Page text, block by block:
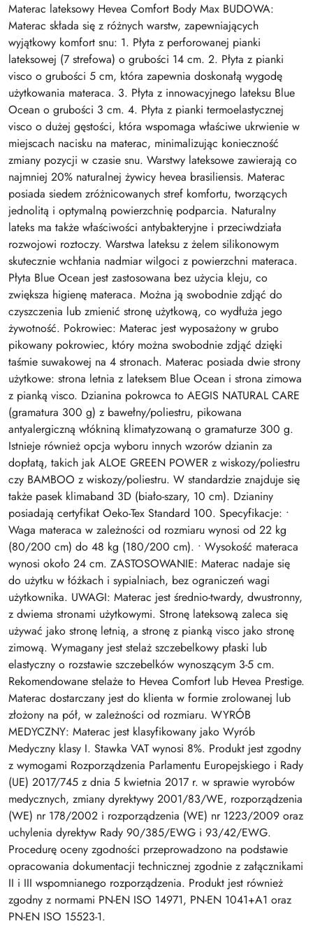
Materac lateksowy Hevea Comfort Body Max BUDOWA:
Materac składa się z różnych warstw, zapewniających
wyjątkowy komfort snu: 1. Płyta z perforowanej pianki
lateksowej (7 strefowa) o grubości 14 cm. 2. Płyta z pianki
visco o grubości 5 cm, która zapewnia doskonałą wygodę
użytkowania materaca. 3. Płyta z innowacyjnego lateksu Blue
Ocean o grubości 3 cm. 4. Płyta z pianki termoelastycznej
visco o dużej gęstości, która wspomaga właściwe ukrwienie w
miejscach nacisku na materac, minimalizując konieczność
zmiany pozycji w czasie snu. Warstwy lateksowe zawierają co
najmniej 20% naturalnej żywicy hevea brasiliensis. Materac
posiada siedem zróżnicowanych stref komfortu, tworzących
jednolitą i optymalną powierzchnię podparcia. Naturalny
lateks ma także właściwości antybakteryjne i przeciwdziała
rozwojowi roztoczy. Warstwa lateksu z żelem silikonowym
skutecznie wchłania nadmiar wilgoci z powierzchni materaca.
Płyta Blue Ocean jest zastosowana bez użycia kleju, co
zwiększa higienę materaca. Można ją swobodnie zdjąć do
czyszczenia lub zmienić stronę użytkową, co wydłuża jego
żywotność. Pokrowiec: Materac jest wyposażony w grubo
pikowany pokrowiec, który można swobodnie zdjąć dzięki
taśmie suwakowej na 4 stronach. Materac posiada dwie strony
użytkowe: strona letnia z lateksem Blue Ocean i strona zimowa
z pianką visco. Dzianina pokrowca to AEGIS NATURAL CARE
(gramatura 300 g) z bawełny/poliestru, pikowana
antyalergiczną włókniną klimatyzowaną o gramaturze 300 g.
Istnieje również opcja wyboru innych wzorów dzianin za
dopłatą, takich jak ALOE GREEN POWER z wiskozy/poliestru
czy BAMBOO z wiskozy/poliestru. W standardzie znajduje się
także pasek klimaband 3D (biało-szary, 10 cm). Dzianiny
posiadają certyfikat Oeko-Tex Standard 100. Specyfikacje: •
Waga materaca w zależności od rozmiaru wynosi od 22 kg
(80/200 cm) do 48 kg (180/200 cm). • Wysokość materaca
wynosi około 24 cm. ZASTOSOWANIE: Materac nadaje się
do użytku w łóżkach i sypialniach, bez ograniczeń wagi
użytkownika. UWAGI: Materac jest średnio-twardy, dwustronny,
z dwiema stronami użytkowymi. Stronę lateksową zaleca się
używać jako stronę letnią, a stronę z pianką visco jako stronę
zimową. Wymagany jest stelaż szczebelkowy płaski lub
elastyczny o rozstawie szczebelków wynoszącym 3-5 cm.
Rekomendowane stelaże to Hevea Comfort lub Hevea Prestige.
Materac dostarczany jest do klienta w formie zrolowanej lub
złożony na pół, w zależności od rozmiaru. WYRÓB
MEDYCZNY: Materac jest klasyfikowany jako Wyrób
Medyczny klasy I. Stawka VAT wynosi 8%. Produkt jest zgodny
z wymogami Rozporządzenia Parlamentu Europejskiego i Rady
(UE) 2017/745 z dnia 5 kwietnia 2017 r. w sprawie wyrobów
medycznych, zmiany dyrektywy 2001/83/WE, rozporządzenia
(WE) nr 178/2002 i rozporządzenia (WE) nr 1223/2009 oraz
uchylenia dyrektyw Rady 90/385/EWG i 93/42/EWG.
Procedurę oceny zgodności przeprowadzono na podstawie
opracowania dokumentacji technicznej zgodnie z załącznikami
II i III wspomnianego rozporządzenia. Produkt jest również
zgodny z normami PN-EN ISO 14971, PN-EN 1041+A1 oraz
PN-EN ISO 15523-1.